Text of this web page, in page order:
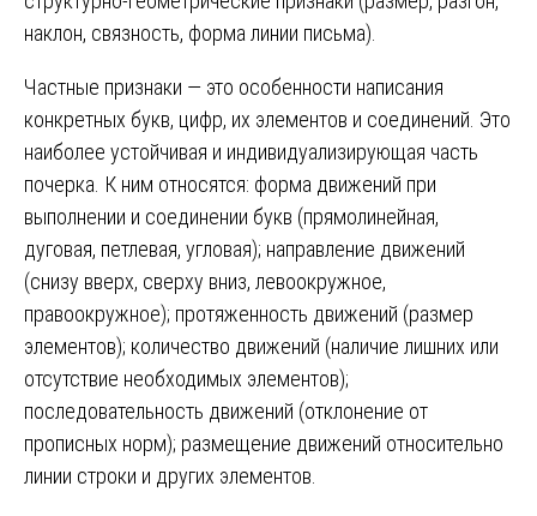
наклон, связность, форма линии письма).
Частные признаки — это особенности написания
конкретных букв, цифр, их элементов и соединений. Это
наиболее устойчивая и индивидуализирующая часть
почерка. К ним относятся: форма движений при
выполнении и соединении букв (прямолинейная,
дуговая, петлевая, угловая); направление движений
(снизу вверх, сверху вниз, левоокружное,
правоокружное); протяженность движений (размер
элементов); количество движений (наличие лишних или
отсутствие необходимых элементов);
последовательность движений (отклонение от
прописных норм); размещение движений относительно
линии строки и других элементов.